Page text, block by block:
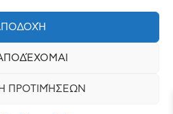
ΠΡΟΤΙΜΉΣΕΩΝ